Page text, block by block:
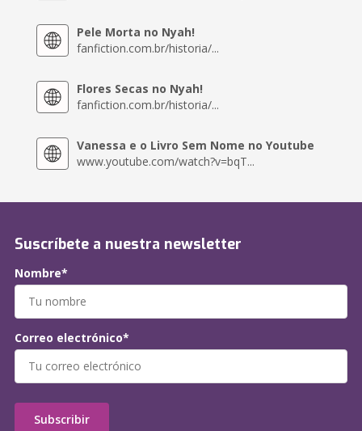
Pele Morta no Nyah!
fanfiction.com.br/historia/...
Flores Secas no Nyah!
fanfiction.com.br/historia/...
Vanessa e o Livro Sem Nome no Youtube
www.youtube.com/watch?v=bqT...
Suscríbete a nuestra newsletter
Nombre*
Correo electrónico*
Subscribir